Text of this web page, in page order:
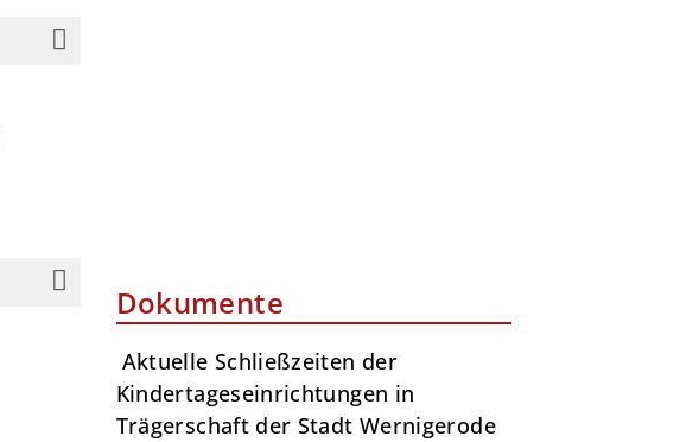
Dokumente
Aktuelle Schließzeiten der
Kindertageseinrichtungen in
Trägerschaft der Stadt Wernigerode